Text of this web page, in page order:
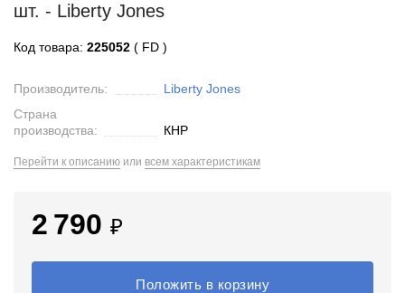
шт. - Liberty Jones
Код товара: 225052 ( FD )
Производитель:
Liberty Jones
Страна
производства:
КНР
Перейти к описанию или всем характеристикам
2 790 ₽
Положить в корзину